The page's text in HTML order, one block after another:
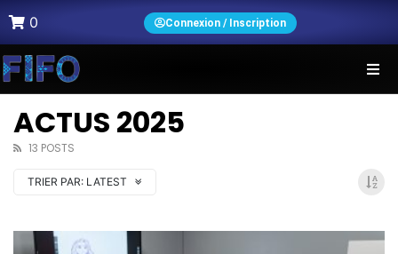
0 Connexion / Inscription
ACTUS 2025
13 POSTS
TRIER PAR: LATEST